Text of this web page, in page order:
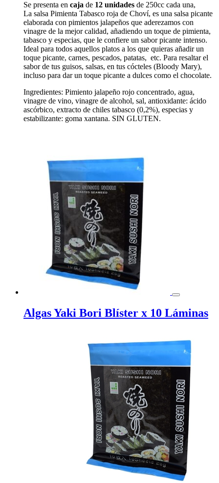
Se presenta en caja de 12 unidades de 250cc cada una,
La salsa Pimienta Tabasco roja de Choví, es una salsa picante
elaborada con pimientos jalapeños que aderezamos con
vinagre de la mejor calidad, añadiendo un toque de pimienta,
tabasco y especias, que le confiere un sabor picante intenso.
Ideal para todos aquellos platos a los que quieras añadir un
toque picante, carnes, pescados, patatas, etc. Para resaltar el
sabor de tus guisos, salsas, en tus cócteles (Bloody Mary),
incluso para dar un toque picante a dulces como el chocolate.
Ingredientes: Pimiento jalapeño rojo concentrado, agua,
vinagre de vino, vinagre de alcohol, sal, antioxidante: ácido
ascórbico, extracto de chiles tabasco (0,2%), especias y
estabilizante: goma xantana. SIN GLUTEN.
Algas Yaki Bori Blíster x 10 Láminas